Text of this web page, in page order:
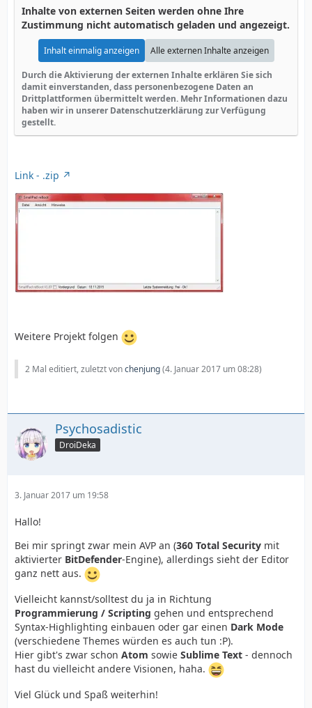
Inhalte von externen Seiten werden ohne Ihre
Zustimmung nicht automatisch geladen und angezeigt.
Inhalt einmalig anzeigen Alle externen Inhalte anzeigen
Durch die Aktivierung der externen Inhalte erklären Sie sich
damit einverstanden, dass personenbezogene Daten an
Drittplattformen übermittelt werden. Mehr Informationen dazu
haben wir in unserer Datenschutzerklärung zur Verfügung
gestellt.
Link - .zip
Weitere Projekt folgen
2 Mal editiert, zuletzt vonchenjung(4. Januar 2017 um 08:28)
Psychosadistic
DroiDeka
3. Januar 2017 um 19:58
Hallo!
Bei mir springt zwar mein AVP an (360 Total Security mit
aktivierter BitDefender-Engine), allerdings sieht der Editor
ganz nett aus.
Vielleicht kannst/solltest du ja in Richtung
Programmierung / Scripting gehen und entsprechend
Syntax-Highlighting einbauen oder gar einen Dark Mode
(verschiedene Themes würden es auch tun :P).
Hier gibt's zwar schon Atom sowie Sublime Text - dennoch
hast du vielleicht andere Visionen, haha.
Viel Glück und Spaß weiterhin!